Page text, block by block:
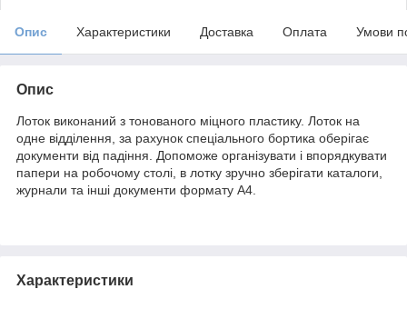
Опис Характеристики Доставка Оплата Умови
Опис
Лоток виконаний з тонованого міцного пластику. Лоток на
одне відділення, за рахунок спеціального бортика оберігає
документи від падіння. Допоможе організувати і впорядкувати
папери на робочому столі, в лотку зручно зберігати каталоги,
журнали та інші документи формату А4.
Характеристики